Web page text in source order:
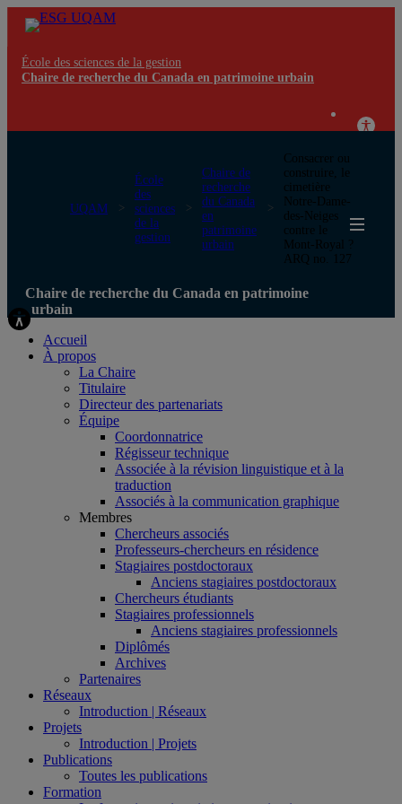
École des sciences de la gestion
Chaire de recherche du Canada en patrimoine urbain
UQAM
École
des
sciences
de la
gestion
Chaire de
recherche
du Canada
en
patrimoine
urbain
Consacrer ou
construire, le
cimetière
Notre-Dame-
des-Neiges
contre le
Mont-Royal ?
ARQ no. 127
Chaire de recherche du Canada en patrimoine
urbain
Accueil
À propos
La Chaire
Titulaire
Directeur des partenariats
Équipe
Coordonnatrice
Régisseur technique
Associée à la révision linguistique et à la
traduction
Associés à la communication graphique
Membres
Chercheurs associés
Professeurs-chercheurs en résidence
Stagiaires postdoctoraux
Anciens stagiaires postdoctoraux
Chercheurs étudiants
Stagiaires professionnels
Anciens stagiaires professionnels
Diplômés
Archives
Partenaires
Réseaux
Introduction | Réseaux
Projets
Introduction | Projets
Publications
Toutes les publications
Formation